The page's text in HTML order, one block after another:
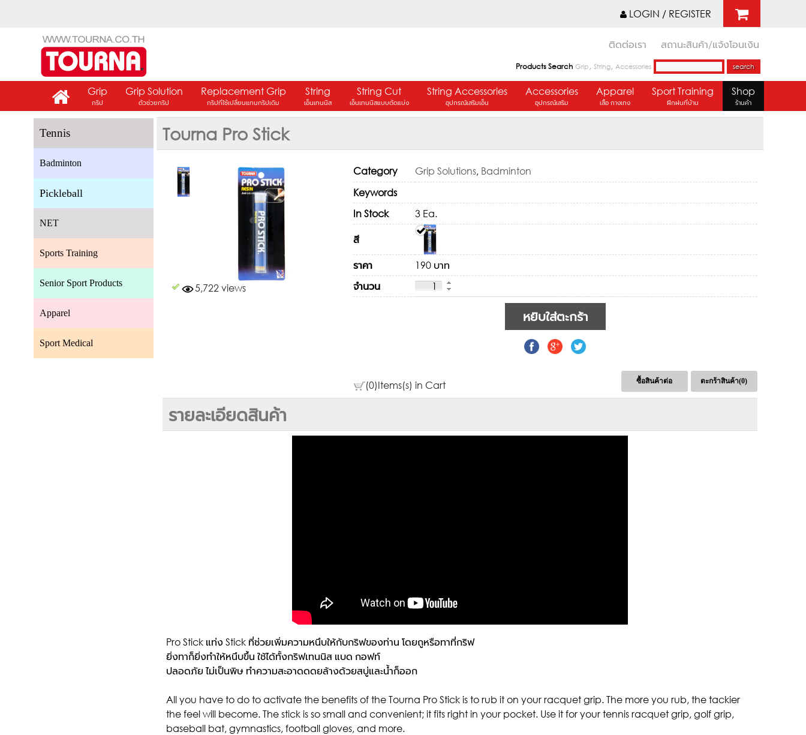
LOGIN / REGISTER
ติดต่อเรา สถานะสินค้า/แจ้งโอนเงิน
Products Search Grip, String, Accessories
Grip
กริป
Grip Solution
ตัวช่วยกริป
Replacement Grip
กริปที่ใช้เปลี่ยนแทนกริปเดิม
String
เอ็นเทนนิส
String Cut
เอ็นเทนนิสแบบตัดแบ่ง
String Accessories
อุปกรณ์เสริมเอ็น
Accessories
อุปกรณ์เสริม
Apparel
เสื้อ กางเกง
Sport Training
ฝึกฝนที่บ้าน
Shop
ร้านค้า
Tennis
Badminton
Pickleball
NET
Sports Training
Senior Sport Products
Apparel
Sport Medical
Tourna Pro Stick
5,722 views
Category Grip Solutions, Badminton
Keywords
In Stock
3 Ea.
สี
ราคา
190 บาท
จำนวน
(0)Items(s) in Cart
รายละเอียดสินค้า
Pro Stick แท่ง Stick ที่ช่วยเพิ่มความหนึบให้กับกริฟของท่าน โดยถูหรือทาที่กริฟ
ยิ่งทาก็ยิ่งทำให้หนึบขึ้น ใช้ได้ทั้งกริฟเทนนิส แบด กอฟท์
ปลอดภัย ไม่เป็นพิษ ทำความสะอาดดดยล้างด้วยสบู่และน้ำก็ออก
All you have to do to activate the benefits of the Tourna Pro Stick is to rub it on your racquet grip. The more you rub, the tackier
the feel will become. The stick is so small and convenient; it fits right in your pocket. Use it for your tennis racquet grip, golf grip,
baseball bat, gymnastics, football gloves, and more.